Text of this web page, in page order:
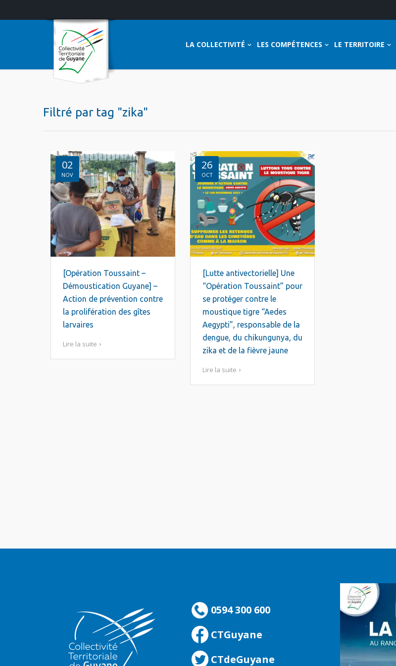
LA COLLECTIVITÉ LES COMPÉTENCES LE TERRITOIRE
Filtré par tag "zika"
02
NOV
[Opération Toussaint –
Démoustication Guyane] –
Action de prévention contre
la prolifération des gîtes
larvaires
Lire la suite
26
OCT
[Lutte antivectorielle] Une
“Opération Toussaint” pour
se protéger contre le
moustique tigre “Aedes
Aegypti”, responsable de la
dengue, du chikungunya, du
zika et de la fièvre jaune
Lire la suite
0594 300 600
CTGuyane
CTdeGuyane